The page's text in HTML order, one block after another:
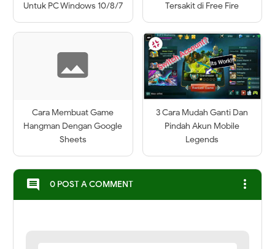
Untuk PC Windows 10/8/7
Tersakit di Free Fire
Cara Membuat Game
Hangman Dengan Google
Sheets
3 Cara Mudah Ganti Dan
Pindah Akun Mobile
Legends
comment 0 POST A COMMENT more_vert